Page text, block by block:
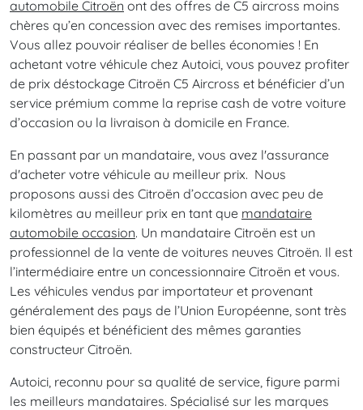
automobile Citroën ont des offres de C5 aircross moins
chères qu’en concession avec des remises importantes.
Vous allez pouvoir réaliser de belles économies ! En
achetant votre véhicule chez Autoici, vous pouvez profiter
de prix déstockage Citroën C5 Aircross et bénéficier d’un
service prémium comme la reprise cash de votre voiture
d’occasion ou la livraison à domicile en France.
En passant par un mandataire, vous avez l'assurance
d'acheter votre véhicule au meilleur prix. Nous
proposons aussi des Citroën d’occasion avec peu de
kilomètres au meilleur prix en tant que mandataire
automobile occasion. Un mandataire Citroën est un
professionnel de la vente de voitures neuves Citroën. Il est
l’intermédiaire entre un concessionnaire Citroën et vous.
Les véhicules vendus par importateur et provenant
généralement des pays de l’Union Européenne, sont très
bien équipés et bénéficient des mêmes garanties
constructeur Citroën.
Autoici, reconnu pour sa qualité de service, figure parmi
les meilleurs mandataires. Spécialisé sur les marques